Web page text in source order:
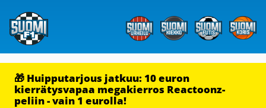
🎁 Huipputarjous jatkuu: 10 euron
kierrätysvapaa megakierros Reactoonz-
peliin - vain 1 eurolla!